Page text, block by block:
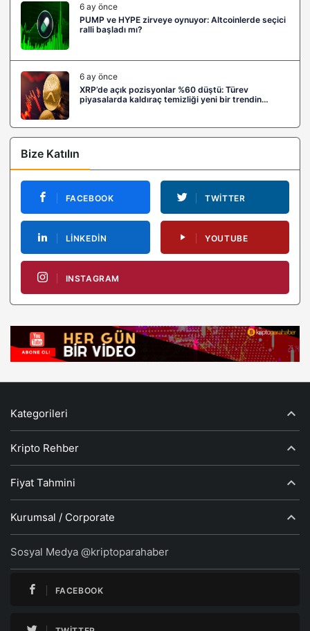
6 ay önce
PUMP ve HYPE zirveye oynuyor: Altcoinlerde seçici
ralli başladı mı?
6 ay önce
XRP’de açık pozisyonlar %60 düştü: Türev
piyasalarda kaldıraç temizliği yeni bir trendin
Bize Katılın
FACEBOOK TWITTER
LINKEDIN YOUTUBE
INSTAGRAM
Kategorileri
Kripto Rehber
Fiyat Tahmini
Kurumsal / Corporate
Sosyal Medya @kriptoparahaber
FACEBOOK